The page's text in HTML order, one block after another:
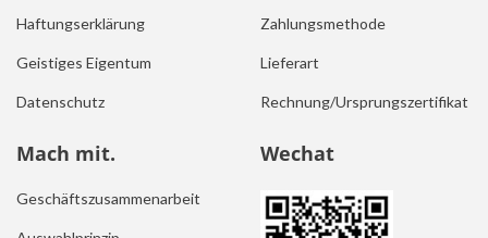
Haftungserklärung
Geistiges Eigentum
Datenschutz
Zahlungsmethode
Lieferart
Rechnung/Ursprungszertifikat
Mach mit.
Geschäftszusammenarbeit
Wechat